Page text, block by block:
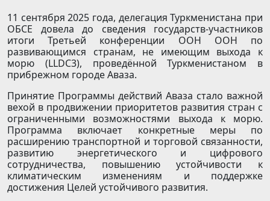
11 сентября 2025 года, делегация Туркменистана при
ОБСЕ довела до сведения государств-участников
итоги Третьей конференции ООН ООН по
развивающимся странам, не имеющим выхода к
морю (LLDC3), проведённой Туркменистаном в
прибрежном городе Аваза.
Принятие Программы действий Аваза стало важной
вехой в продвижении приоритетов развития стран с
ограниченными возможностями выхода к морю.
Программа включает конкретные меры по
расширению транспортной и торговой связанности,
развитию энергетического и цифрового
сотрудничества, повышению устойчивости к
климатическим изменениям и поддержке
достижения Целей устойчивого развития.